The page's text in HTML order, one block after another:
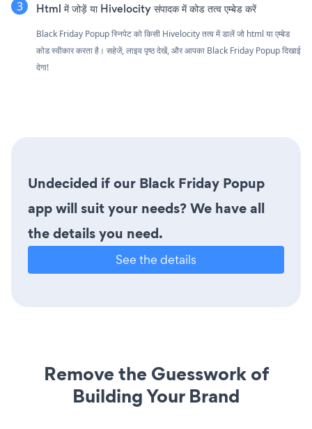
Html में जोड़ें या Hivelocity संपादक में कोड तत्व एम्बेड करें
Black Friday Popup स्निपेट को किसी Hivelocity तत्व में डालें जो html या एम्बेड
कोड स्वीकार करता है। सहेजें, लाइव पृष्ठ देखें, और आपका Black Friday Popup दिखाई
देगा!
Undecided if our Black Friday Popup
app will suit your needs? We have all
the details you need.
See the details
Remove the Guesswork of
Building Your Brand